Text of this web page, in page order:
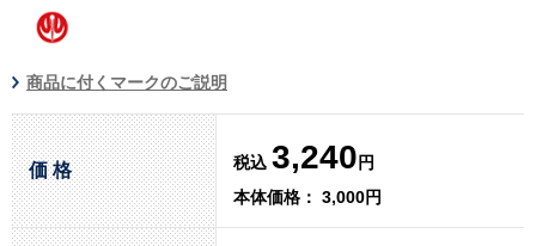
商品に付くマークのご説明
価 格 税込 3,240 円
本体価格： 3,000円